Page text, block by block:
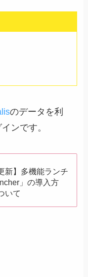
のデータを利
ンです。
新】多機能ランチ
」の導入方
いて